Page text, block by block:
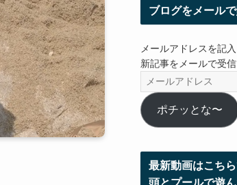
ブログをメール
メールアドレスを記
新記事をメールで受信
ー
ル
ア
レ
ス
ポチッとな〜
最新動画はこち
頭とプールで遊